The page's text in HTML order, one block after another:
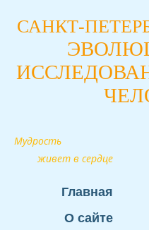
САНКТ-
Мудрость
живет в сердце
Главная
О сайте